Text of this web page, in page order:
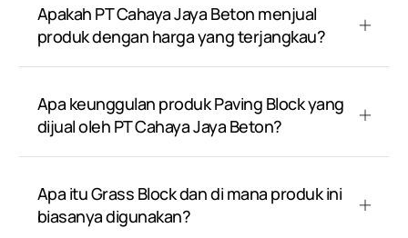
Apakah PT Cahaya Jaya Beton menjual
produk dengan harga yang terjangkau?
Apa keunggulan produk Paving Block yang
dijual oleh PT Cahaya Jaya Beton?
Apa itu Grass Block dan di mana produk ini
biasanya digunakan?